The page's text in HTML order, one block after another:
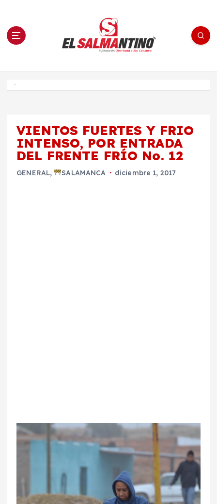
n El Salmantino - medios/noticias/editorial
VIENTOS FUERTES Y FRIO
INTENSO, POR ENTRADA
DEL FRENTE FRÍO No. 12
GENERAL, SALAMANCA diciembre 1, 2017